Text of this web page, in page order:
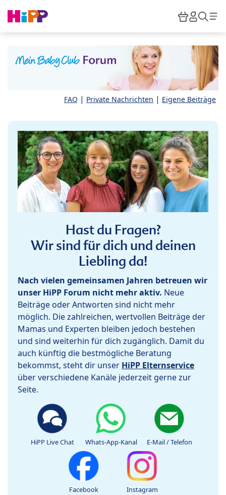
HiPP
FAQ | Private Nachrichten | Eigene Beiträge
Hast du Fragen?
Wir sind für dich und deinen
Liebling da!
Nach vielen gemeinsamen Jahren betreuen wir
unser HiPP Forum nicht mehr aktiv. Neue
Beiträge oder Antworten sind nicht mehr
möglich. Die zahlreichen, wertvollen Beiträge der
Mamas und Experten bleiben jedoch bestehen
und sind weiterhin für dich zugänglich. Damit du
auch künftig die bestmögliche Beratung
bekommst, steht dir unser HiPP Elternservice
über verschiedene Kanäle jederzeit gerne zur
Seite.
HiPP Live Chat Whats-App-Kanal E-Mail / Telefon
Facebook Instagram